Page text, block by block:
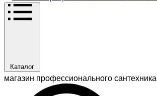
Каталог
магазин профессионального сантехника